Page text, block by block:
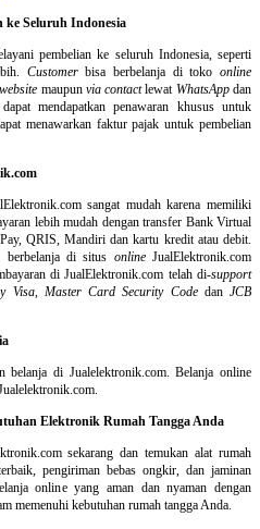
ke Seluruh Indonesia
pembelian ke seluruh Indonesia, seperti
Customerbisa berbelanja di tokoonline
website maupun via contactlewat WhatsAppdan
mendapatkan penawaran khusus untuk
menawarkan faktur pajak untuk pembelian
sangat mudah karena memiliki
lebih mudah dengan transfer Bank Virtual
QRIS, Mandiri dan kartu kredit atau debit.
berbelanja di situs onlineJualElektronik.com
di JualElektronik.com telah di-support
Visa, Master Card Security Codedan JCB
di Jualelektronik.com. Belanja online
Elektronik Rumah Tangga Anda
sekarang dan temukan alat rumah
pengiriman bebas ongkir, dan jaminan
online yang aman dan nyaman dengan
memenuhi kebutuhan rumah tangga Anda.